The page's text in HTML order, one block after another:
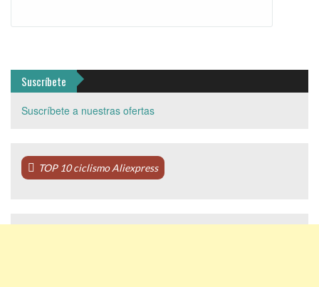
Suscríbete
Suscríbete a nuestras ofertas
TOP 10 ciclismo Aliexpress